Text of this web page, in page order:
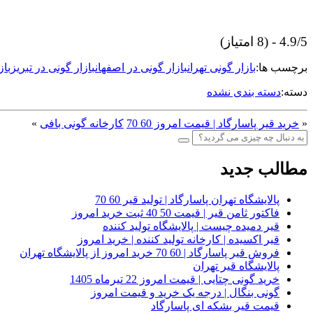
4.9/5 - (8 امتیاز)
برچسب ها:بازار گونی تهرانبازار گونی در اصفهانبازار گونی در تبریز
دسته:دسته بندی نشده
« خرید قیر پاسارگاد | قیمت امروز 60 70 کارخانه گونی بافی »
مطالب جدید
پالایشگاه تهران پاسارگاد | تولید قیر 60 70
فاکتور ثامن قیر | قیمت 50 40 ثبت خرید امروز
قیر دمیده چیست | پالایشگاه تولید کننده
قیر اکسیده | کارخانه تولید کننده | خرید امروز
فروش قیر پاسارگاد | 60 70 خرید امروز از پالایشگاه تهران
پالایشگاه قیر تهران
خرید گونی چتایی | قیمت امروز 22 تیرماه 1405
گونی بنگال | درجه یک خرید و قیمت امروز
قیمت قیر بشکه ای پاسارگاد